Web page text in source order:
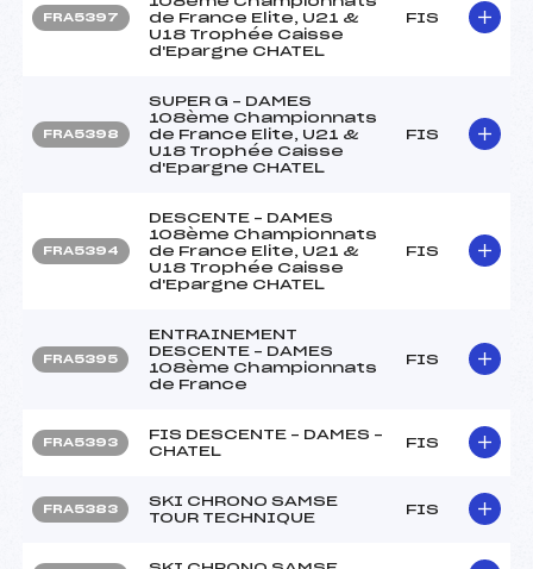
FRA5397
de France Elite, U21 &
U18 Trophée Caisse
d'Epargne CHATEL
FIS
FRA5398
SUPER G – DAMES
108ème Championnats
de France Elite, U21 &
U18 Trophée Caisse
d'Epargne CHATEL
FIS
FRA5394
DESCENTE – DAMES
108ème Championnats
de France Elite, U21 &
U18 Trophée Caisse
d'Epargne CHATEL
FIS
FRA5395
ENTRAINEMENT
DESCENTE – DAMES
108ème Championnats
de France
FIS
FRA5393
FIS DESCENTE – DAMES –
CHATEL
FIS
FRA5383
SKI CHRONO SAMSE
TOUR TECHNIQUE
FIS